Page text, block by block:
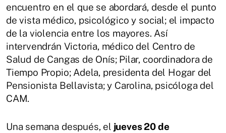
encuentro en el que se abordará, desde el punto
de vista médico, psicológico y social; el impacto
de la violencia entre los mayores. Así
intervendrán Victoria, médico del Centro de
Salud de Cangas de Onís; Pilar, coordinadora de
Tiempo Propio; Adela, presidenta del Hogar del
Pensionista Bellavista; y Carolina, psicóloga del
CAM.
Una semana después, el jueves 20 de